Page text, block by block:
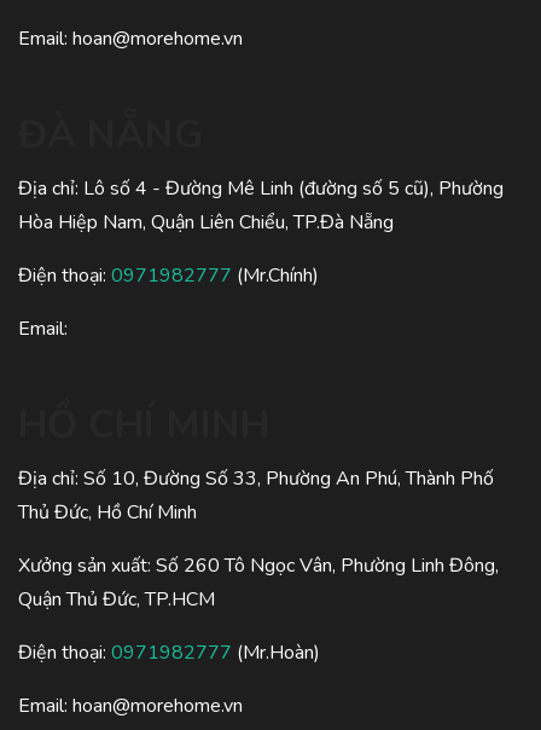
Email: hoan@morehome.vn
Địa chỉ: Lô số 4 - Đường Mê Linh (đường số 5 cũ), Phường
Hòa Hiệp Nam, Quận Liên Chiểu, TP.Đà Nẵng
Điện thoại: 0971982777 (Mr.Chính)
Email:
Địa chỉ: Số 10, Đường Số 33, Phường An Phú, Thành Phố
Thủ Đức, Hồ Chí Minh
Xưởng sản xuất: Số 260 Tô Ngọc Vân, Phường Linh Đông,
Quận Thủ Đức, TP.HCM
Điện thoại: 0971982777 (Mr.Hoàn)
Email: hoan@morehome.vn